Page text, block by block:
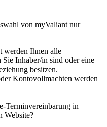
von myValiant nur
werden Ihnen alle
Inhaber/in sind oder eine
besitzen.
Kontovollmachten werden
Terminvereinbarung in
Website?